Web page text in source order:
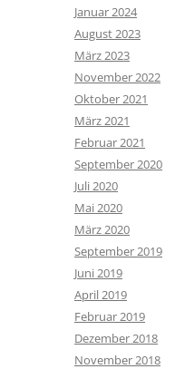
Januar 2024
August 2023
März 2023
November 2022
Oktober 2021
März 2021
Februar 2021
September 2020
Juli 2020
Mai 2020
März 2020
September 2019
Juni 2019
April 2019
Februar 2019
Dezember 2018
November 2018